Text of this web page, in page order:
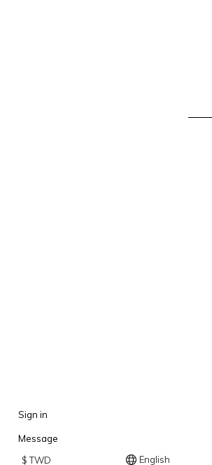
Sign in
Message
$ TWD English